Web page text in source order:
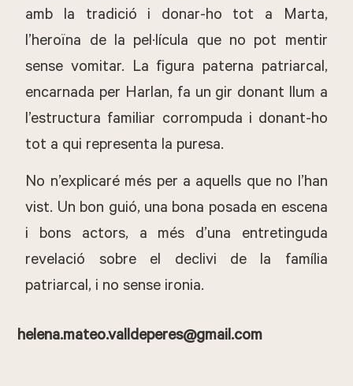
amb la tradició i donar-ho tot a Marta,
l’heroïna de la pel·lícula que no pot mentir
sense vomitar. La figura paterna patriarcal,
encarnada per Harlan, fa un gir donant llum a
l’estructura familiar corrompuda i donant-ho
tot a qui representa la puresa.
No n’explicaré més per a aquells que no l’han
vist. Un bon guió, una bona posada en escena
i bons actors, a més d’una entretinguda
revelació sobre el declivi de la família
patriarcal, i no sense ironia.
helena.mateo.valldeperes@gmail.com